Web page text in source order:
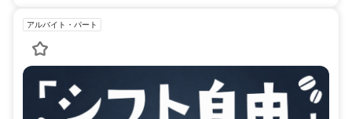
アルバイト・パート